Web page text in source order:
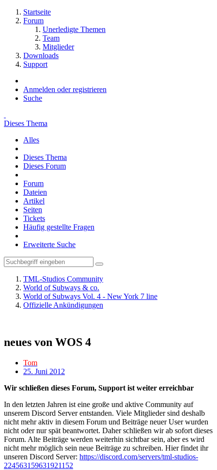
Startseite
Forum
Unerledigte Themen
Team
Mitglieder
Downloads
Support
Anmelden oder registrieren
Suche
Dieses Thema
Alles
Dieses Thema
Dieses Forum
Forum
Dateien
Artikel
Seiten
Tickets
Häufig gestellte Fragen
Erweiterte Suche
TML-Studios Community
World of Subways & co.
World of Subways Vol. 4 - New York 7 line
Offizielle Ankündigungen
neues von WOS 4
Tom
25. Juni 2012
Wir schließen dieses Forum, Support ist weiter erreichbar
In den letzten Jahren ist eine große und aktive Community auf
unserem Discord Server entstanden. Viele Mitglieder sind deshalb
nicht mehr aktiv in diesem Forum und Beiträge neuer User wurden
nicht oder nur spät beantwortet. Daher schließen wir ab sofort dieses
Forum. Alte Beiträge werden weiterhin sichtbar sein, aber es wird
nicht mehr möglich sein neue Beiträge zu schreiben. Hier findet ihr
unseren Discord Server: https://discord.com/servers/tml-studios-
224563159631921152